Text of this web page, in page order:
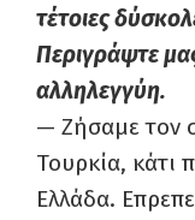
τέτοιες
Περιγράψτε
αλληλεγγύη.
— Ζήσαμε τον
Τουρκία, κάτι
Ελλάδα.